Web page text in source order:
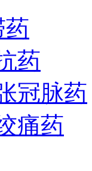
药
药
冠脉药
痛药